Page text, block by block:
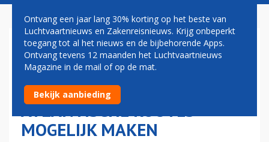
A321(X)LR LIJKT PRECIES TE
DOEN WAT AIRBUS
BELOOFDE: NIEUWE TRANS-
ATLANTISCHE ROUTES
MOGELIJK MAKEN
Ontvang een jaar lang 30% korting op het beste van
Luchtvaartnieuws en Zakenreisnieuws. Krijg onbeperkt
toegang tot al het nieuws en de bijbehorende Apps.
Ontvang tevens 12 maanden het Luchtvaartnieuws
Magazine in de mail of op de mat.
Bekijk aanbieding